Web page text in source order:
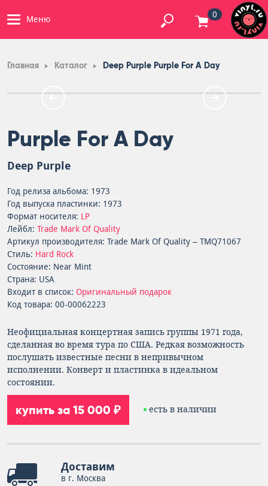
Меню 0
Главная Каталог Deep Purple Purple For A Day
Purple For A Day
Deep Purple
Год релиза альбома: 1973
Год выпуска пластинки: 1973
Формат носителя: LP
Лейбл: Trade Mark Of Quality
Артикул производителя: Trade Mark Of Quality – TMQ71067
Стиль: Hard Rock
Состояние: Near Mint
Страна: USA
Входит в список: Оригинальный подарок
Код товара: 00-00062223
Неофициальная концертная запись группы 1971 года,
сделанная во время тура по США. Редкая возможность
послушать известные песни в непривычном
исполнении. Конверт и пластинка в идеальном
состоянии.
купить за 15 000 ₽ есть в наличии
Доставим
в г. Москва